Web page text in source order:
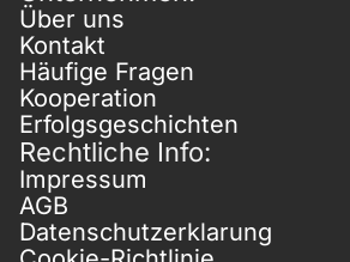
Über uns
Kontakt
Häufige Fragen
Kooperation
Erfolgsgeschichten
Rechtliche Info:
Impressum
AGB
Datenschutzerklarung